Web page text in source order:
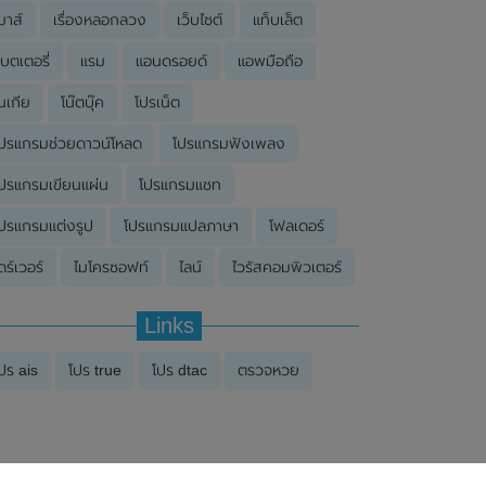
าส์ เรื่องหลอกลวง เว็บไซต์ แท็บเล็ต
ตเตอรี่ แรม แอนดรอยด์ แอพมือถือ
เกีย โน๊ตบุ๊ค โปรเน็ต
รแกรมช่วยดาวน์โหลด โปรแกรมฟังเพลง
รแกรมเขียนแผ่น โปรแกรมแชท
รแกรมแต่งรูป โปรแกรมแปลภาษา โฟลเดอร์
ร์เวอร์ ไมโครซอฟท์ ไลน์ ไวรัสคอมพิวเตอร์
Links
ร ais โปร true โปร dtac ตรวจหวย